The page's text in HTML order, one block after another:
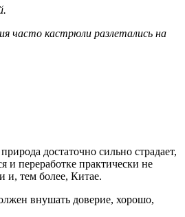
часто кастрюли разлетались на
достаточно сильно страдает,
и переработке практически не
и, тем более, Китае.
внушать доверие, хорошо,